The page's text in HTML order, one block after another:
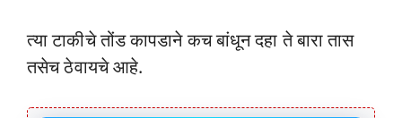
त्या टाकीचे तोंड कापडाने कच बांधून दहा ते बारा तास
तसेच ठेवायचे आहे.